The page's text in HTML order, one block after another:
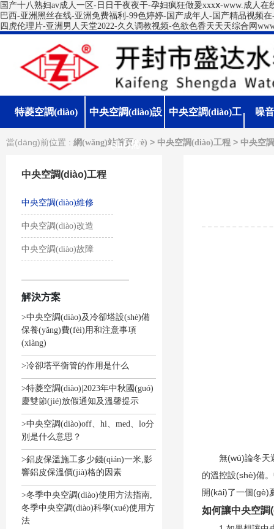
国产十八熟妇av成人一区-日日干夜夜干-孕妇疯狂做爰xxxⅹ-www.成人
巴西-亚洲黑丝在线-亚洲免费福利-99色婷婷-国产成年人-国产精品视频
四虎伦理片-亚洲男人天堂2022-久久调教视频-色欲色香天天天综合网
特菱空調(diào) 中央空調(diào)設
(shè)備
中央空調(diào)工
程
噪
當(dāng)前位置 : 網(wǎng)站首頁(yè) > 中央空調(diào)工程 > 中央空
中央空調(diào)工程
中央空調(diào)維修
中央空調(diào)改造
中央空調(diào)故障
解決方案
>中央空調(diào)及冷卻塔設(shè)備
保養(yǎng)費(fèi)用和注意事項
(xiàng)
>冷卻塔平衡管的作用是什么
>特菱空調(diào)|2023年中秋國(guó)
慶雙節(jié)放假通知及溫馨提示
>中央空調(diào)off、hi、med、lo分
別是什么意思？
>鋁皮保溫施工多少錢(qián)一米,影
響鋁皮保溫價(jià)格的因素
>冬季中央空調(diào)使用方法指南,
冬季中央空調(diào)科學(xué)使用方
法
無(wú)論冬天還
的溫控設(shè)備
開(kāi)了一個(gè)
如何讓中央空